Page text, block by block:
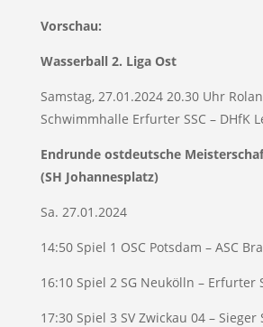
Vorschau:
Wasserball 2. Liga Ost
Samstag, 27.01.2024 20.30 Uhr
Schwimmhalle Erfurter SSC – DHfK
Endrunde ostdeutsche
(SH Johannesplatz)
Sa. 27.01.2024
14:50 Spiel 1 OSC Potsdam – ASC
16:10 Spiel 2 SG Neukölln – Erfurter
17:30 Spiel 3 SV Zwickau 04 – Sieger